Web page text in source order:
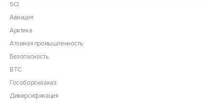
SCI.
Авиация
Арктика
Атомная промышленность
Безопасность
ВТС
Гособоронзаказ
Диверсификация